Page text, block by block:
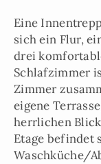
Eine
sich ein Flur,
drei
Schlafzimmer
Zimmer
eigene
herrlichen
Etage befindet
Waschküche/